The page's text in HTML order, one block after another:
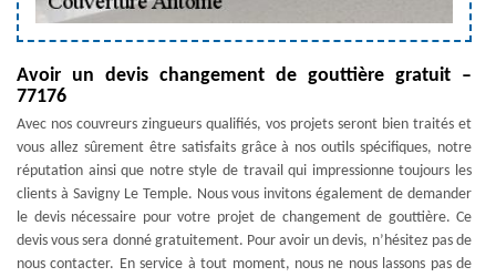
Avoir un devis changement de gouttière gratuit –
77176
Avec nos couvreurs zingueurs qualifiés, vos projets seront bien traités et
vous allez sûrement être satisfaits grâce à nos outils spécifiques, notre
réputation ainsi que notre style de travail qui impressionne toujours les
clients à Savigny Le Temple. Nous vous invitons également de demander
le devis nécessaire pour votre projet de changement de gouttière. Ce
devis vous sera donné gratuitement. Pour avoir un devis, n’hésitez pas de
nous contacter. En service à tout moment, nous ne nous lassons pas de